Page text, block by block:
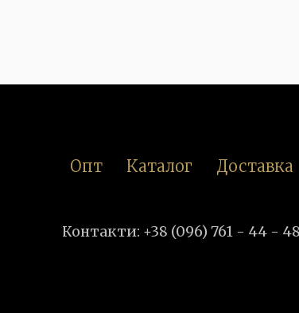
Опт Каталог Доставка
Контакти: +38 (096) 761 - 44 - 48